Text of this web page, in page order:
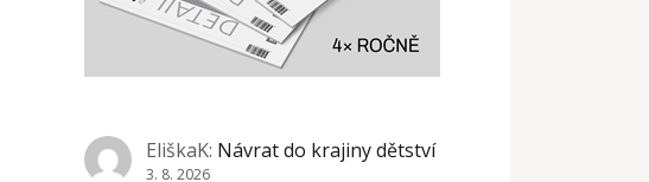
EliškaK: Návrat do krajiny dětství
3. 8. 2026